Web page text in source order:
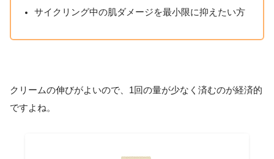
サイクリング中の肌ダメージを最小限に抑えたい方
クリームの伸びがよいので、1回の量が少なく済むのが経済的
ですよね。